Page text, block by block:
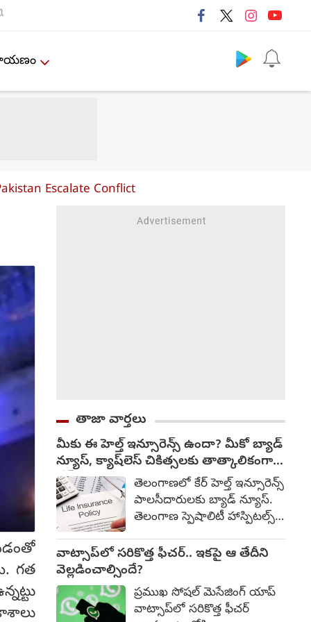
Escalate Conflict
గత
తాజా వార్తలు
మీకు ఈ హెల్త్ ఇన్సూరెన్స్ ఉందా? మీకో బ్యాడ్
న్యూస్‌, క్యాష్‌లెస్ చికిత్స‌ల‌కు తాత్కాలికంగా
బ్రేక్
తెలంగాణలో కేర్ హెల్త్ ఇన్సూరెన్స్
పాలసీదారులకు బ్యాడ్ న్యూస్.
తెలంగాణ స్పెషాలిటీ హాస్పిటల్స్
సభ్య ఆస్పత్రులు ఇకపై కేర్ హెల్త్
ఇన్సూరెన్స్ కస్టమర్లకు క్యాష్‌లెస్
చికిత్సలను నిలిపివేస్తున్నట్లు
ప్రకటించాయి. టీఎస్‌హెచ్ఏ
తెలిపిన వివరాల ప్రకారం, కేర్
వాట్సాప్‌లో సరికొత్త ఫీచర్.. ఇకపై ఆ తేదీని
వెల్లడించాల్సిందే?
ప్రముఖ సోషల్ మెసేజింగ్ యాప్
వాట్సాప్‌లో సరికొత్త ఫీచర్